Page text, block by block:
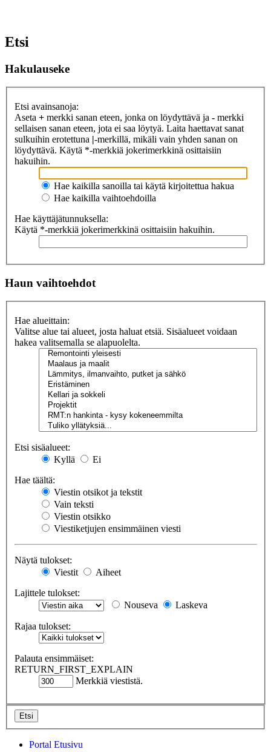
Etsi
Hakulauseke
Etsi avainsanoja:
Aseta + merkki sanan eteen, jonka on löydyttävä ja - merkki
sellaisen sanan eteen, jota ei saa löytyä. Laita haettavat sanat
sulkuihin erotettuna |-merkillä, mikäli vain yhden sanan on
löydyttävä. Käytä *-merkkiä jokerimerkkinä osittaisiin
hakuihin.
Hae kaikilla sanoilla tai käytä kirjoitettua hakua
Hae kaikilla vaihtoehdoilla
Hae käyttäjätunnuksella:
Käytä *-merkkiä jokerimerkkinä osittaisiin hakuihin.
Haun vaihtoehdot
Hae alueittain:
Valitse alue tai alueet, josta haluat etsiä. Sisäalueet voidaan
hakea valitsemalla se alapuolelta.
Etsi sisäalueet:
Kyllä
Ei
Hae täältä:
Viestin otsikot ja tekstit
Vain teksti
Viestin otsikko
Viestiketjujen ensimmäinen viesti
Näytä tulokset:
Viestit
Aiheet
Lajittele tulokset:
Nouseva
Laskeva
Rajaa tulokset:
Palauta ensimmäiset:
RETURN_FIRST_EXPLAIN
Merkkiä viestistä.
Portal Etusivu